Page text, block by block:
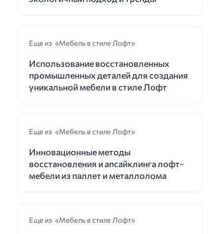
Еще из «Мебель в стиле Лофт»
Использование восстановленных
промышленных деталей для создания
уникальной мебели в стиле Лофт
Еще из «Мебель в стиле Лофт»
Инновационные методы
восстановления и апсайклинга лофт-
мебели из паллет и металлолома
Еще из «Мебель в стиле Лофт»